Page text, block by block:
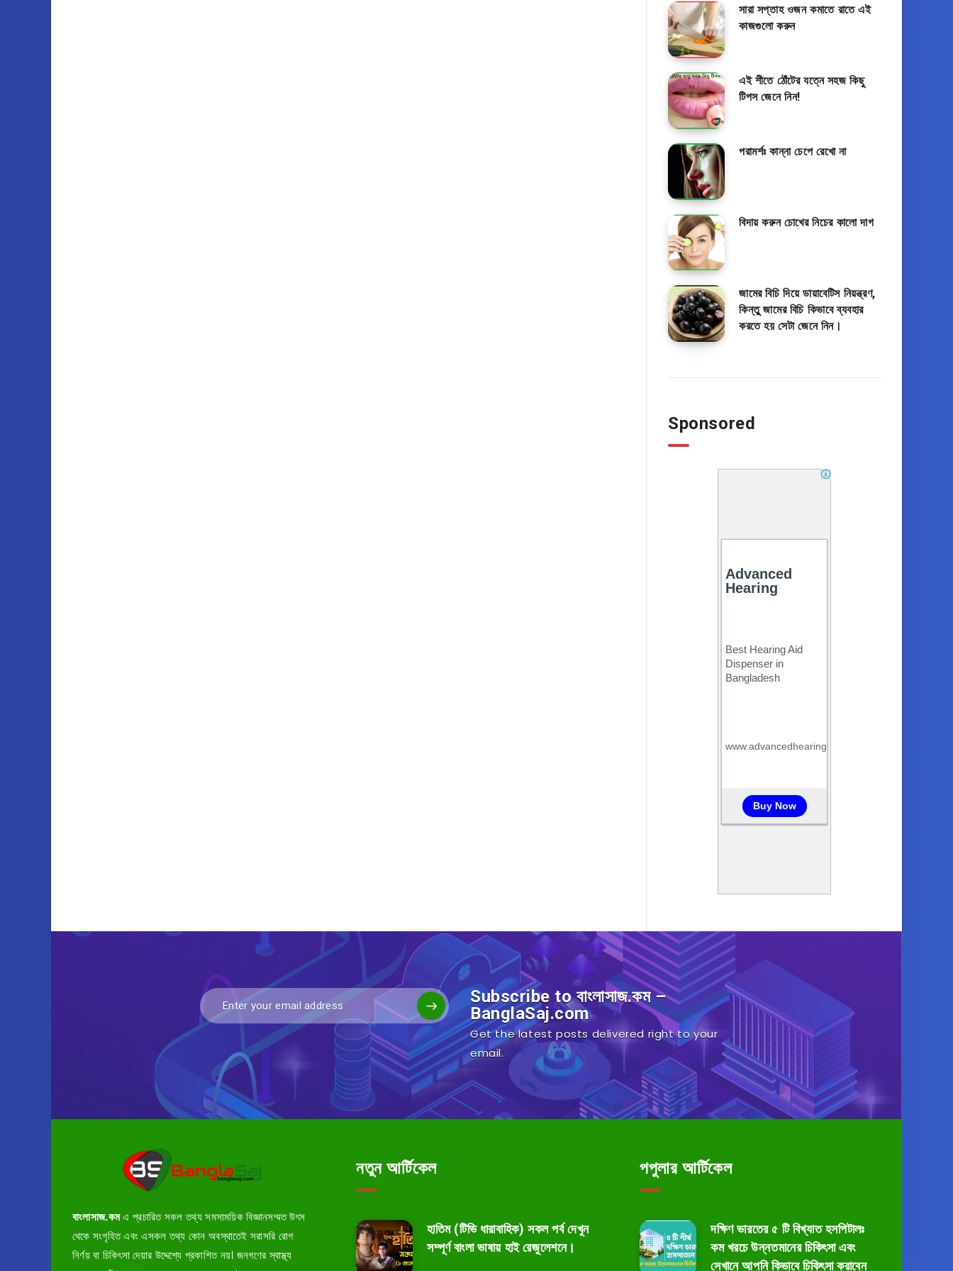
সারা সপ্তাহ ওজন কমাতে রাতে এই
কাজগুলো করুন
এই শীতে ঠোঁটের যত্নে সহজ কিছু
টিপস জেনে নিন!
পরামর্শঃ কান্না চেপে রেখো না
বিদায় করুন চোখের নিচের কালো দাগ
জামের বিচি দিয়ে ডায়াবেটিস নিয়ন্ত্রণ,
কিন্তুু জামের বিচি কিভাবে ব্যবহার
করতে হয় সেটা জেনে নিন।
Sponsored
Subscribe to বাংলাসাজ.কম –
BanglaSaj.com
Get the latest posts delivered right to your
email.
বাংলাসাজ.কমএ প্রচারিত সকল তথ্য সমসাময়িক বিজ্ঞানসম্মত উৎস
থেকে সংগৃহিত এবং এসকল তথ্য কোন অবস্থাতেই সরাসরি রোগ
নির্ণয় বা চিকিৎসা দেয়ার উদ্দেশ্যে প্রকাশিত নয়। জনগণের স্বাস্থ্য
নতুন আর্টিকেল
হাতিম (টিভি ধারাবাহিক) সকল পর্ব দেখুন
সম্পূর্ণ বাংলা ভাষায় হাই রেজুলেশনে।
পপুলার আর্টিকেল
দক্ষিণ ভারতের ৫ টি বিখ্যাত হসপিটালঃ
কম খরচে উন্নতমানের চিকিৎসা এবং
সেখানে আপনি কিভাবে চিকিৎসা করাবেন